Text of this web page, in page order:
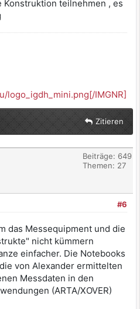
Konstruktion teilnehmen , es
logo_igdh_mini.png[/IMGNR]
Zitieren
Beiträge: 649
Themen: 27
#6
das Messequipment und die
nicht kümmern
einfacher. Die Notebooks
von Alexander ermittelten
Messdaten in den
(ARTA/XOVER)